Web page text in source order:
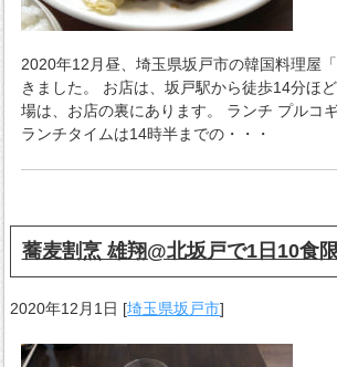
2020年12月昼、埼玉県坂戸市の韓国料理屋
きました。 お店は、坂戸駅から徒歩14分ほ
場は、お店の裏にあります。 ランチ プル
ランチタイムは14時半までの・・・
蕎麦割烹 雄翔@北坂戸で1日10食
2020年12月1日 [埼玉県坂戸市]